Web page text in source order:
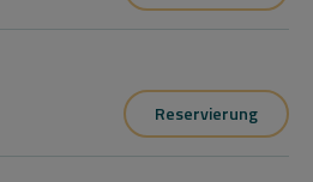
szárítás
Reservierung